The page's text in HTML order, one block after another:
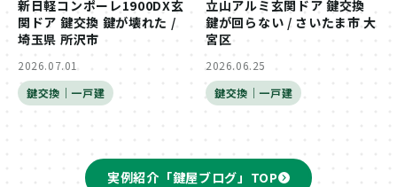
新日軽コンポーレ1900DX玄
関ドア 鍵交換 鍵が壊れた /
埼玉県 所沢市
2026.07.01
鍵交換｜一戸建
立山アルミ玄関ドア 鍵交換
鍵が回らない / さいたま市 大
宮区
2026.06.25
鍵交換｜一戸建
実例紹介「鍵屋ブログ」TOP